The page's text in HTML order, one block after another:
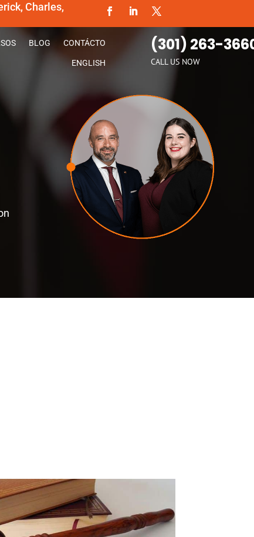
Charles,
BLOG CONTÁCTO
ENGLISH
(301) 263-
CALL US NOW